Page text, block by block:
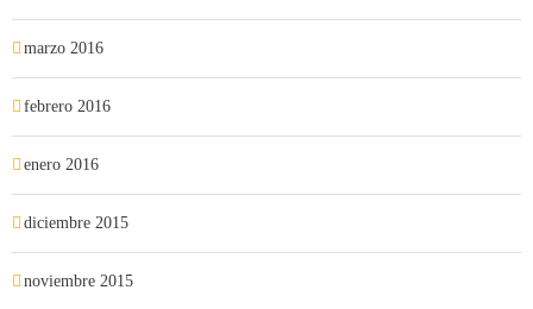
marzo 2016
febrero 2016
enero 2016
diciembre 2015
noviembre 2015